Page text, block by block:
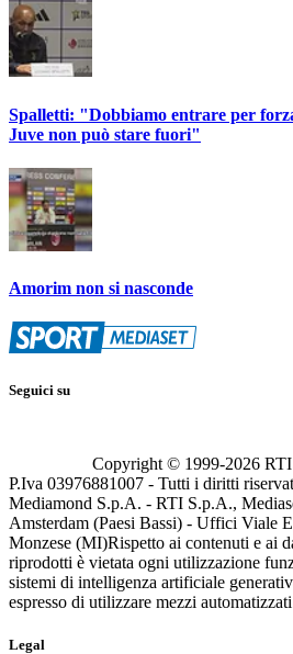
Spalletti: "Dobbiamo entrare per
Juve non può stare fuori"
Amorim non si nasconde
Seguici su
Copyright © 1999-2026
P.Iva 03976881007 - Tutti i diritti
Mediamond S.p.A. - RTI S.p.A.,
Amsterdam (Paesi Bassi) - Uffici Viale
Monzese (MI)Rispetto ai contenuti e ai
riprodotti è vietata ogni utilizzazione
sistemi di intelligenza artificiale
espresso di utilizzare mezzi
Legal